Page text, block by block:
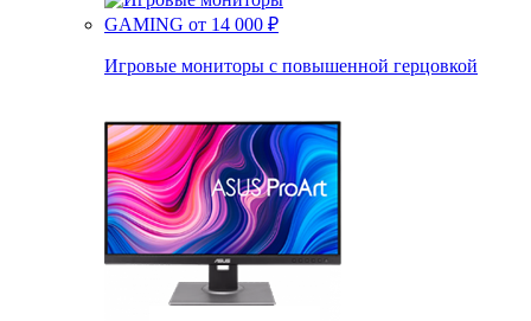
GAMING от 14 000 ₽
Игровые мониторы с повышенной герцовкой